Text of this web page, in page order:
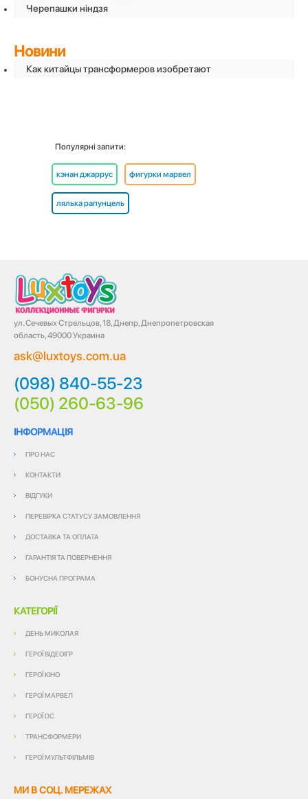
Черепашки ніндзя
Новини
Как китайцы трансформеров изобретают
Популярні запити:
кэнан джаррус фигурки марвел
лялька рапунцель
ул. Сечевых Стрельцов, 18, Днепр, Днепропетровская
область, 49000 Украина
ask@luxtoys.com.ua
(098) 840-55-23
(050) 260-63-96
ІНФОРМАЦІЯ
ПРО НАС
КОНТАКТИ
ВІДГУКИ
ПЕРЕВІРКА СТАТУСУ ЗАМОВЛЕННЯ
ДОСТАВКА ТА ОПЛАТА
ГАРАНТІЯ ТА ПОВЕРНЕННЯ
БОНУСНА ПРОГРАМА
КАТЕГОРІЇ
ДЕНЬ МИКОЛАЯ
ГЕРОЇ ВІДЕОІГР
ГЕРОЇ КІНО
ГЕРОЇ МАРВЕЛ
ГЕРОЇ DC
ТРАНСФОРМЕРИ
ГЕРОЇ МУЛЬТФІЛЬМІВ
МИ В СОЦ. МЕРЕЖАХ